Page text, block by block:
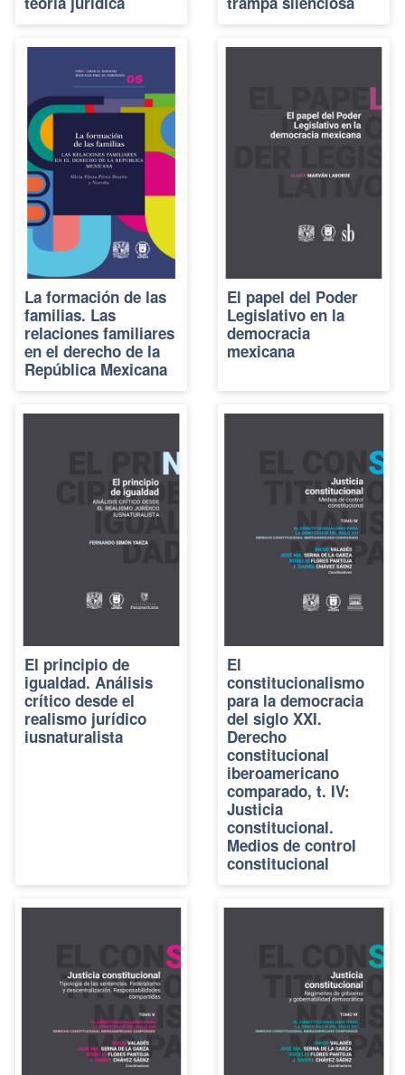
La formación de las
familias. Las
relaciones familiares
en el derecho de la
República Mexicana
El papel del Poder
Legislativo en la
democracia
mexicana
El principio de
igualdad. Análisis
crítico desde el
realismo jurídico
iusnaturalista
El
constitucionalismo
para la democracia
del siglo XXI.
Derecho
constitucional
iberoamericano
comparado, t. IV:
Justicia
constitucional.
Medios de control
constitucional